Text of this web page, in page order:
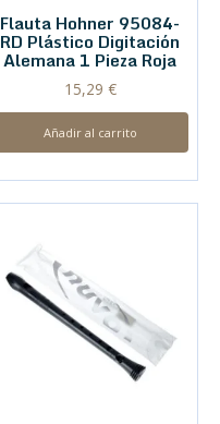
Flauta Hohner 95084-
RD Plástico Digitación
Alemana 1 Pieza Roja
15,29 €
Añadir al carrito